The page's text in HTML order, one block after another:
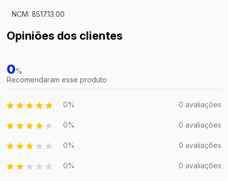
NCM: 8517.13.00
Opiniões dos clientes
0%
Recomendaram esse produto
0% 0 avaliações
0% 0 avaliações
0% 0 avaliações
0% 0 avaliações